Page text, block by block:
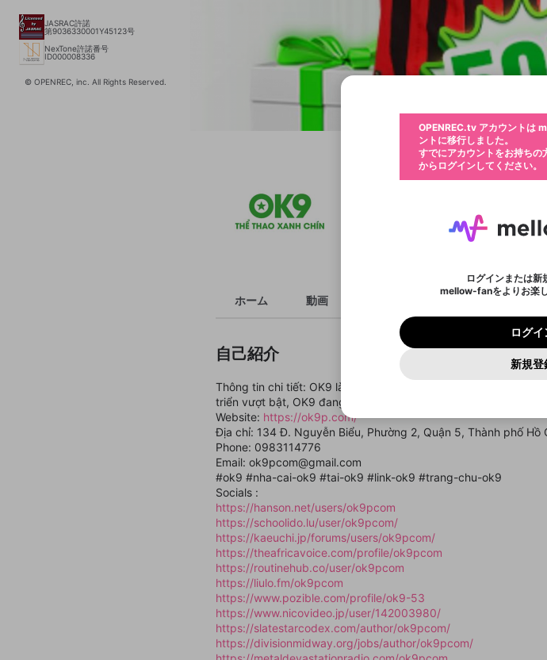
検索履歴をすべて
いいえ
JASRAC許諾
第9036330001Y45123号
NexTone許諾番号
ID000008336
© OPENREC, inc. All Rights Reserved.
ホーム 動画 プレイリスト
自己紹介
Thông tin chi tiết: OK9 là nhà cái cá cược trực tuyến an toàn,
triển vượt bật, OK9 đang là nhà cái số 1 Châu Á ở thời điểm hiện
Website: https://ok9p.com/
Địa chỉ: 134 Đ. Nguyễn Biểu, Phường 2, Quận 5, Thành phố Hồ
Phone: 0983114776
Email: ok9pcom@gmail.com
#ok9 #nha-cai-ok9 #tai-ok9 #link-ok9 #trang-chu-ok9
Socials :
https://hanson.net/users/ok9pcom
https://schoolido.lu/user/ok9pcom/
https://kaeuchi.jp/forums/users/ok9pcom/
https://theafricavoice.com/profile/ok9pcom
https://routinehub.co/user/ok9pcom
https://liulo.fm/ok9pcom
https://www.pozible.com/profile/ok9-53
https://www.nicovideo.jp/user/142003980/
https://slatestarcodex.com/author/ok9pcom/
https://divisionmidway.org/jobs/author/ok9pcom/
ブロックリストに
キャンセル
この動画の公開
OK
ファン
応援している配信者にファン
す。好きなデザインを選んで
ールアイテムでデコレーショ
※ファンレター機能は有料サー
ファンレタ
マイページに表示されている動画
ーカイブ、アップロード動画) を
きます。動画タイトル横のメニュ
す。
動画プレイリストを
動画プレイリストを選択
選択できるプレイリストがありません。
動画プレイリスト
閉じ
ポイントが不
ご確認く
利用規約とプライバシーポ
サービスを利用するには変
利用規約を確認しま
確認しま
OPENREC.tv アカウントは
ントに移行しました。
新規
メールアドレス
または
Yahoo!
Appleでサイ
mellow-fanの利用規約・プライ
スとのID連携に関する同意事項に
新規
@
進みください。
アカウン
OPENREC.tvアカウントは
トに統合しました。
ログ
メールアドレス
または
Yahoo!
Appleでサ
mellow-fanの利用規約・プライ
スとのID連携に関する同意事項に
ログイ
ログイ
パスワードを忘れた方はこ
アカウントをお持ちですか
OPENREC.tv アカウントは
ントに移行しました。
すでにアカウントをお持ちの
からログインしてください。
ログインまたは新
mellow-fanをよりお楽し
ログイ
新規登
登録したメールアドレスを入
再設定
入力していただいた
に、パスワード再設
確認ください
OK
パーソナル
年
生年月は登録後に変更できません
お住まいの地域
ご登録いただいた情報はサ
使用いたします。
一部サービスをご利用いた
必要です。
登録
認証コー
ール記載の6桁の認証コードを
及びcs.openrec.co.jpドメイン
いないかご確認ください。
入力
セッションの有効期
プレミアム
不適切なユーザー
か？
問題を選択してください
わいせつな表現
著作権の侵害
なりすまし行為
ねずみ講やマルチ商法
政治的・宗教的・人種的な内容
報告された問題については、利用
をスタッフが確認します。この機
は、利用規約違反になります。
送信
サブスク
限定コミュニ
Discordアカウントを
Discordアカウントを作
Discordは第三者が提供するコミュ
fanとは関わりがありません。
お答えすることができません。
ミュニティ特典の提供が終了する可
外部サービスとのID連携に関する